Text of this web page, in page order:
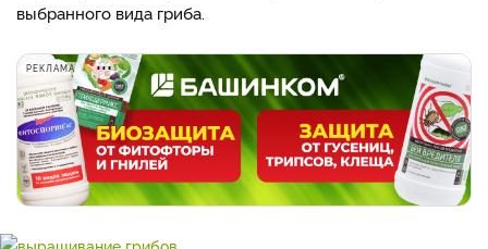
выбранного вида гриба.
РЕКЛАМА